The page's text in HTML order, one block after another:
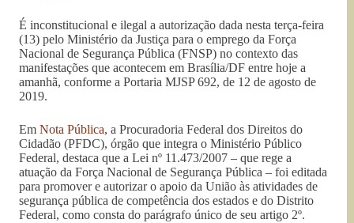
É inconstitucional e ilegal a autorização dada nesta terça-feira
(13) pelo Ministério da Justiça para o emprego da Força
Nacional de Segurança Pública (FNSP) no contexto das
manifestações que acontecem em Brasília/DF entre hoje a
amanhã, conforme a Portaria MJSP 692, de 12 de agosto de
2019.
Em Nota Pública, a Procuradoria Federal dos Direitos do
Cidadão (PFDC), órgão que integra o Ministério Público
Federal, destaca que a Lei nº 11.473/2007 – que rege a
atuação da Força Nacional de Segurança Pública – foi editada
para promover e autorizar o apoio da União às atividades de
segurança pública de competência dos estados e do Distrito
Federal, como consta do parágrafo único de seu artigo 2º.